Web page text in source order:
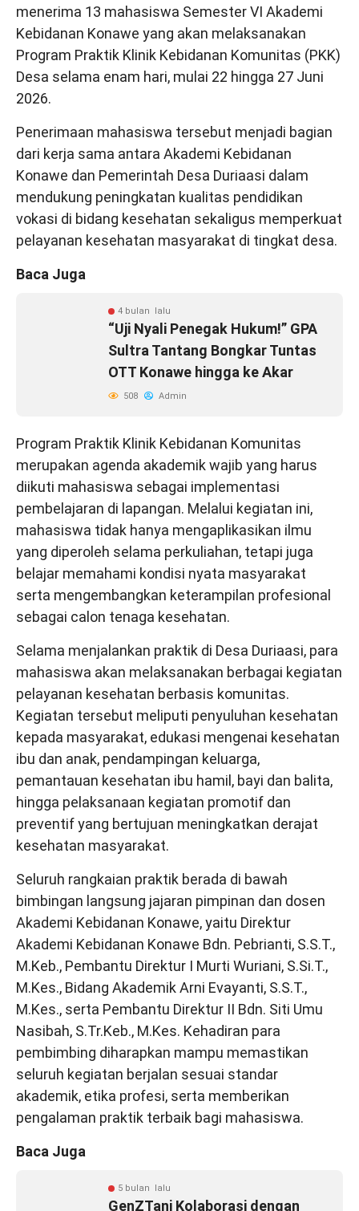
menerima 13 mahasiswa Semester VI Akademi
Kebidanan Konawe yang akan melaksanakan
Program Praktik Klinik Kebidanan Komunitas (PKK)
Desa selama enam hari, mulai 22 hingga 27 Juni
2026.
Penerimaan mahasiswa tersebut menjadi bagian
dari kerja sama antara Akademi Kebidanan
Konawe dan Pemerintah Desa Duriaasi dalam
mendukung peningkatan kualitas pendidikan
vokasi di bidang kesehatan sekaligus memperkuat
pelayanan kesehatan masyarakat di tingkat desa.
Baca Juga
4 bulan lalu
“Uji Nyali Penegak Hukum!” GPA
Sultra Tantang Bongkar Tuntas
OTT Konawe hingga ke Akar
508 Admin
Program Praktik Klinik Kebidanan Komunitas
merupakan agenda akademik wajib yang harus
diikuti mahasiswa sebagai implementasi
pembelajaran di lapangan. Melalui kegiatan ini,
mahasiswa tidak hanya mengaplikasikan ilmu
yang diperoleh selama perkuliahan, tetapi juga
belajar memahami kondisi nyata masyarakat
serta mengembangkan keterampilan profesional
sebagai calon tenaga kesehatan.
Selama menjalankan praktik di Desa Duriaasi, para
mahasiswa akan melaksanakan berbagai kegiatan
pelayanan kesehatan berbasis komunitas.
Kegiatan tersebut meliputi penyuluhan kesehatan
kepada masyarakat, edukasi mengenai kesehatan
ibu dan anak, pendampingan keluarga,
pemantauan kesehatan ibu hamil, bayi dan balita,
hingga pelaksanaan kegiatan promotif dan
preventif yang bertujuan meningkatkan derajat
kesehatan masyarakat.
Seluruh rangkaian praktik berada di bawah
bimbingan langsung jajaran pimpinan dan dosen
Akademi Kebidanan Konawe, yaitu Direktur
Akademi Kebidanan Konawe Bdn. Pebrianti, S.S.T.,
M.Keb., Pembantu Direktur I Murti Wuriani, S.Si.T.,
M.Kes., Bidang Akademik Arni Evayanti, S.S.T.,
M.Kes., serta Pembantu Direktur II Bdn. Siti Umu
Nasibah, S.Tr.Keb., M.Kes. Kehadiran para
pembimbing diharapkan mampu memastikan
seluruh kegiatan berjalan sesuai standar
akademik, etika profesi, serta memberikan
pengalaman praktik terbaik bagi mahasiswa.
Baca Juga
5 bulan lalu
GenZTani Kolaborasi dengan